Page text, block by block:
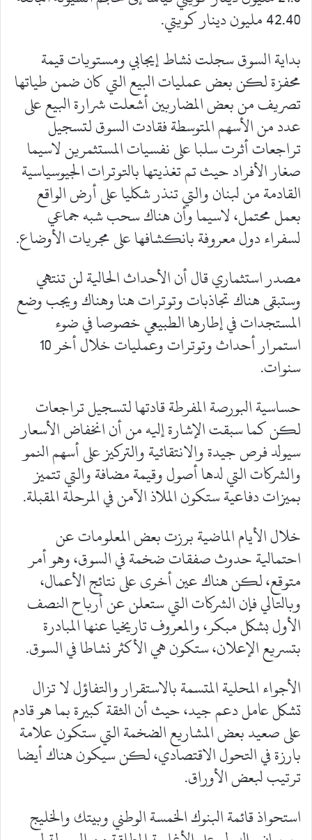
42.40 مليون دينار كويتي.
بداية السوق سجلت نشاط إيجابي ومستويات قيمة
محفزة لكن بعض عمليات البيع التي كان ضمن طياتها
تصريف من بعض المضاربين أشعلت شرارة البيع على
عدد من الأسهم المتوسطة فقادت السوق لتسجيل
تراجعات أثرت سلبا على نفسيات المستثمرين لاسيما
صغار الأفراد حيث تم تغذيتها بالتوترات الجيوسياسية
القادمة من لبنان والتي تنذر شكليا على أرض الواقع
بعمل محتمل، لاسيما وأن هناك سحب شبه جماعي
لسفراء دول معروفة بانكشافها على مجريات الأوضاع.
مصدر استثماري قال أن الأحداث الحالية لن تنتهي
وستبقى هناك تجاذبات وتوترات هنا وهناك ويجب وضع
المستجدات في إطارها الطبيعي خصوصا في ضوء
استمرار أحداث وتوترات وعمليات خلال أخر 10
سنوات.
حساسية البورصة المفرطة قادتها لتسجيل تراجعات
لكن كما سبقت الإشارة إليه من أن انخفاض الأسعار
سيولد فرص جيدة والانتقائية والتركيز على أسهم النمو
والشركات التي لدها أصول وقيمة مضافة والتي تتميز
بميزات دفاعية ستكون الملاذ الآمن في المرحلة المقبلة.
خلال الأيام الماضية برزت بعض المعلومات عن
احتمالية حدوث صفقات ضخمة في السوق، وهو أمر
متوقع، لكن هناك عين أخرى على نتائج الأعمال،
وبالتالي فإن الشركات التي ستعلن عن أرباح النصف
الأول بشكل مبكر، والمعروف تاريخيا عنها المبادرة
بتسريع الإعلان، ستكون هي الأكثر نشاطا في السوق.
الأجواء المحلية المتسمة بالاستقرار والتفاؤل لا تزال
تشكل عامل دعم جيد، حيث أن الثقة كبيرة بما هو قادم
على صعيد بعض المشاريع الضخمة التي ستكون علامة
بارزة في التحول الاقتصادي، لكن سيكون هناك أيضا
ترتيب لبعض الأوراق.
استحواذ قائمة البنوك الخمسة الوطني وبيتك والخليج